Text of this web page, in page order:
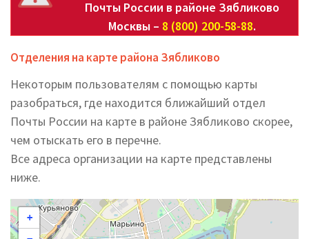
Почты России в районе Зябликово
Москвы – 8 (800) 200-58-88.
Отделения на карте района Зябликово
Некоторым пользователям с помощью карты
разобраться, где находится ближайший отдел
Почты России на карте в районе Зябликово скорее,
чем отыскать его в перечне.
Все адреса организации на карте представлены
ниже.
+